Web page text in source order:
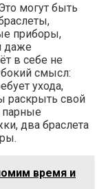
могут быть
приборы,
даже
в себе не
смысл:
ухода,
раскрыть свой
парные
два браслета
время и